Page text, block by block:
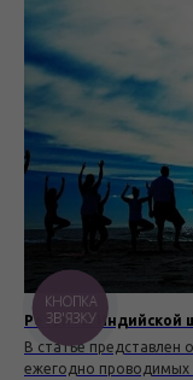
Ретриты Индийской
В статье представлен
ежегодно проводимых
КНОПКА
ЗВ'ЯЗКУ